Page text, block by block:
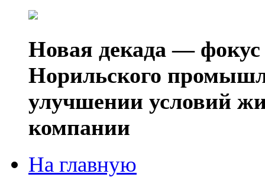
Новая декада — фокус
Норильского
улучшении условий
компании
На главную